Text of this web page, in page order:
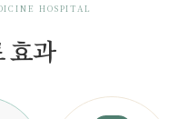
HOSPITAL
효과